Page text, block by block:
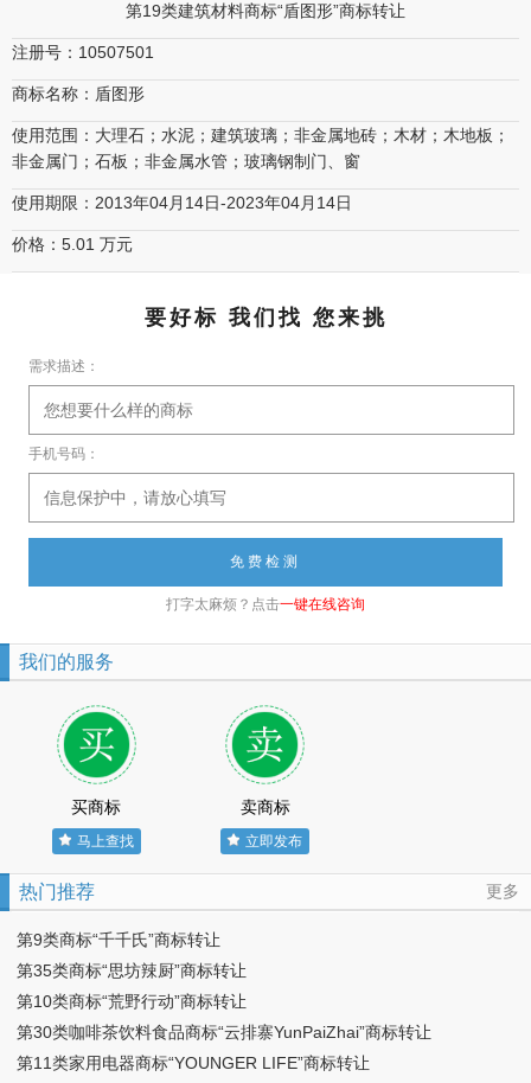
第19类建筑材料商标“盾图形”商标转让
注册号：10507501
商标名称：盾图形
使用范围：大理石；水泥；建筑玻璃；非金属地砖；木材；木地板；
非金属门；石板；非金属水管；玻璃钢制门、窗
使用期限：2013年04月14日-2023年04月14日
价格：5.01 万元
要好标 我们找 您来挑
需求描述：
手机号码：
打字太麻烦？点击一键在线咨询
我们的服务
买商标
马上查找
卖商标
立即发布
更多
热门推荐
第9类商标“千千氏”商标转让
第35类商标“思坊辣厨”商标转让
第10类商标“荒野行动”商标转让
第30类咖啡茶饮料食品商标“云排寨YunPaiZhai”商标转让
第11类家用电器商标“YOUNGER LIFE”商标转让